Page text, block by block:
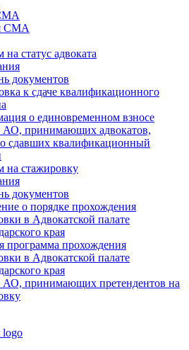
СМА
статус адвоката
документов
к сдаче квалификационного
о единовременном взносе
АО, принимающих адвокатов,
сдавших квалификационный
на стажировку
документов
о порядке прохождения
в Адвокатской палате
края
программа прохождения
в Адвокатской палате
края
АО, принимающих претендентов на